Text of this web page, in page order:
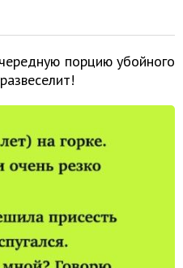
порцию убойного